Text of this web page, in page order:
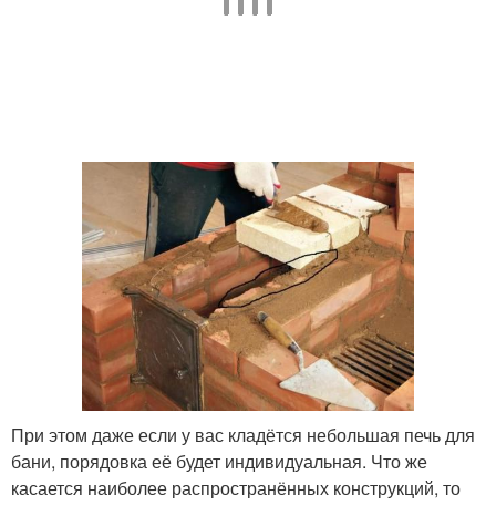
При этом даже если у вас кладётся небольшая печь для
бани, порядовка её будет индивидуальная. Что же
касается наиболее распространённых конструкций, то